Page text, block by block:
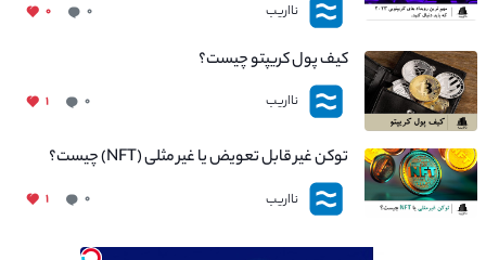
نااریب ۰ ۰
کیف پول کریپتو چیست؟
نااریب ۰ ۱
توکن غیر قابل تعویض یا غیر مثلی (NFT) چیست؟
نااریب ۰ ۱